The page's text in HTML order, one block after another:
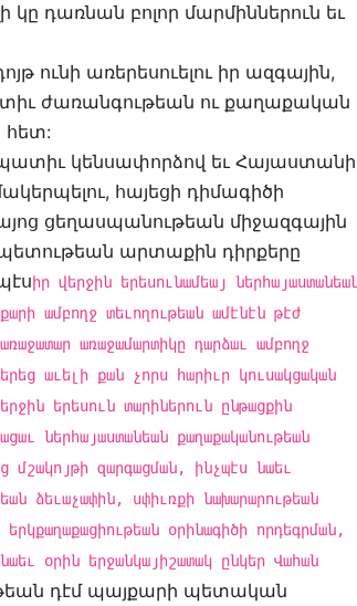
դառնան բոլոր մարմիններուն եւ
ունի առերեսուելու իր ազգային,
ժառանգութեան ու քաղաքական
հետ:
կենսափորձով եւ Հայաստանի
հայեցի դիմագիծի
ցեղասպանութեան միջազգային
արտաքին դիրքերը
իր վերջին երեսունամեայ
ամբողջ տեւողութեան ամէնէն թէժ
առաջամարտիկը դարձաւ ամբողջ
աւելի քան չորս հարիւր կուսակցական
երեսուն տարիներուն ընթացքին
ներհայաստանեան քաղաքականութեան
մշակոյթի զարգացման, ինչպէս նաեւ
ձեւաչափին, սփիւռքի նախարարութեան
օրինագիծի որդեգրման,
օրին երջանկայիշատակ ընկեր Վահան
դէմ պայքարի պետական